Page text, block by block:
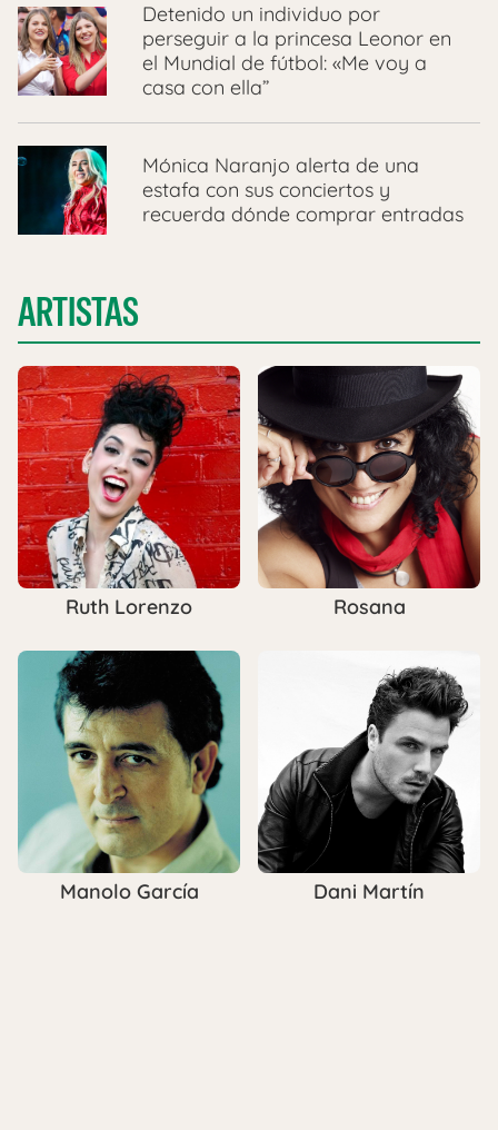
Detenido un individuo por
perseguir a la princesa Leonor en
el Mundial de fútbol: «Me voy a
casa con ella”
Mónica Naranjo alerta de una
estafa con sus conciertos y
recuerda dónde comprar entradas
ARTISTAS
Ruth Lorenzo Rosana
Manolo García Dani Martín